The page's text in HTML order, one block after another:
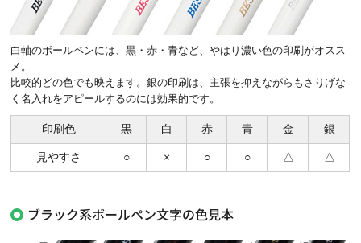
白軸のボールペンには、黒・赤・青など、やはり濃い色の印刷がオスス
メ。
比較的どの色でも映えます。銀の印刷は、主張を抑えながらもさりげな
く名入れをアピールするのには効果的です。
印刷色 黒 白 赤 青 金 銀
見やすさ ○ × ○ ○ △ △
ブラック系ボールペン文字の色見本